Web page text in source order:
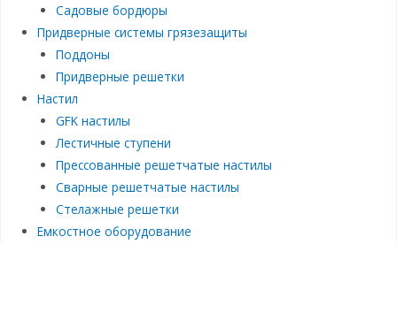
Садовые бордюры
Придверные системы грязезащиты
Поддоны
Придверные решетки
Настил
GFK настилы
Лестичные ступени
Прессованные решетчатые настилы
Сварные решетчатые настилы
Стелажные решетки
Емкостное оборудование